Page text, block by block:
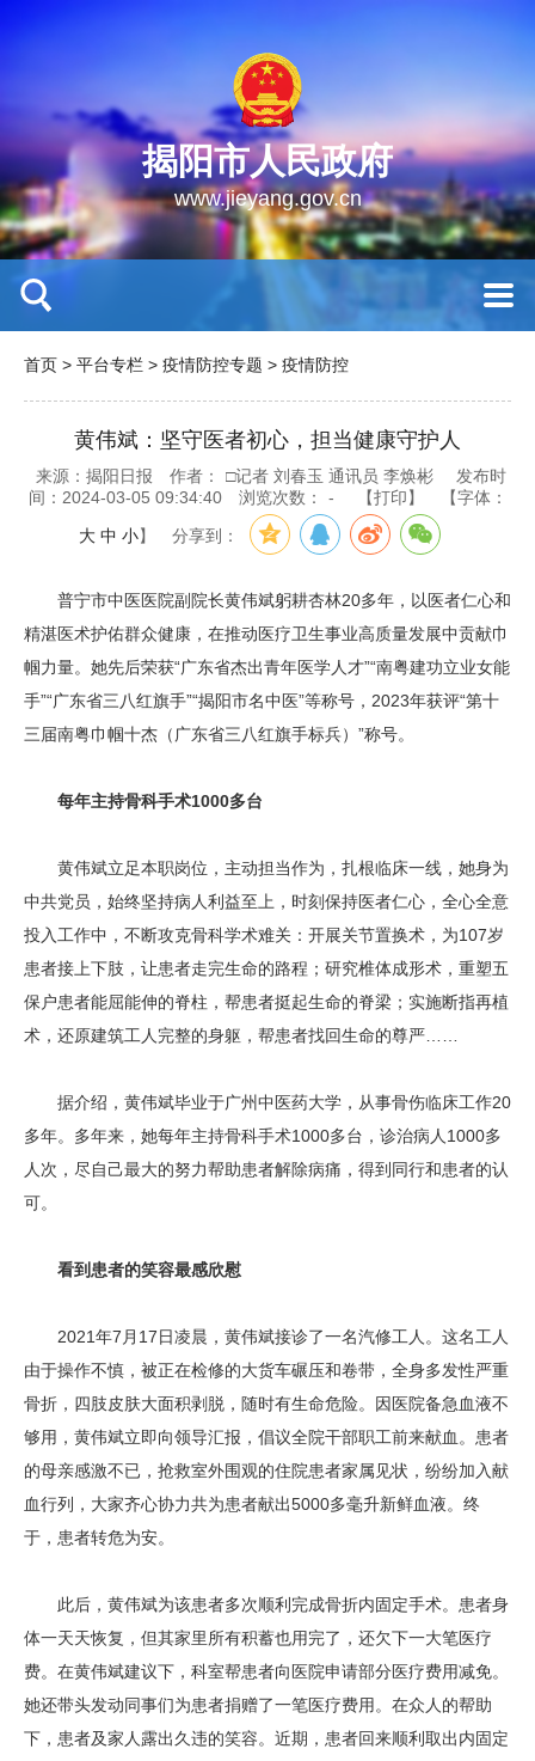
揭阳市人民政府
www.jieyang.gov.cn
首页 > 平台专栏 > 疫情防控专题 > 疫情防控
黄伟斌：坚守医者初心，担当健康守护人
来源：揭阳日报 作者： □记者 刘春玉 通讯员 李焕彬
发布时
间：2024-03-05 09:34:40
浏览次数： - 【打印】 【字体：
大 中 小】 分享到：
普宁市中医医院副院长黄伟斌躬耕杏林20多年，以医者仁心和
精湛医术护佑群众健康，在推动医疗卫生事业高质量发展中贡献巾
帼力量。她先后荣获“广东省杰出青年医学人才”“南粤建功立业女能
手”“广东省三八红旗手”“揭阳市名中医”等称号，2023年获评“第十
三届南粤巾帼十杰（广东省三八红旗手标兵）”称号。
每年主持骨科手术1000多台
黄伟斌立足本职岗位，主动担当作为，扎根临床一线，她身为
中共党员，始终坚持病人利益至上，时刻保持医者仁心，全心全意
投入工作中，不断攻克骨科学术难关：开展关节置换术，为107岁
患者接上下肢，让患者走完生命的路程；研究椎体成形术，重塑五
保户患者能屈能伸的脊柱，帮患者挺起生命的脊梁；实施断指再植
术，还原建筑工人完整的身躯，帮患者找回生命的尊严……
据介绍，黄伟斌毕业于广州中医药大学，从事骨伤临床工作20
多年。多年来，她每年主持骨科手术1000多台，诊治病人1000多
人次，尽自己最大的努力帮助患者解除病痛，得到同行和患者的认
可。
看到患者的笑容最感欣慰
2021年7月17日凌晨，黄伟斌接诊了一名汽修工人。这名工人
由于操作不慎，被正在检修的大货车碾压和卷带，全身多发性严重
骨折，四肢皮肤大面积剥脱，随时有生命危险。因医院备急血液不
够用，黄伟斌立即向领导汇报，倡议全院干部职工前来献血。患者
的母亲感激不已，抢救室外围观的住院患者家属见状，纷纷加入献
血行列，大家齐心协力共为患者献出5000多毫升新鲜血液。终
于，患者转危为安。
此后，黄伟斌为该患者多次顺利完成骨折内固定手术。患者身
体一天天恢复，但其家里所有积蓄也用完了，还欠下一大笔医疗
费。在黄伟斌建议下，科室帮患者向医院申请部分医疗费用减免。
她还带头发动同事们为患者捐赠了一笔医疗费用。在众人的帮助
下，患者及家人露出久违的笑容。近期，患者回来顺利取出内固定